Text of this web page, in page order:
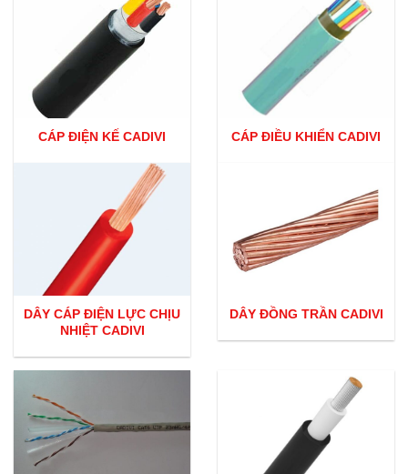
CÁP ĐIỆN KẾ CADIVI
DÂY CÁP ĐIỆN LỰC CHỊU
NHIỆT CADIVI
CÁP ĐIỀU KHIỂN CADIVI
DÂY ĐỒNG TRẦN CADIVI